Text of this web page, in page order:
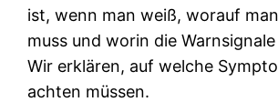
ist, wenn man weiß, worauf
muss und worin die
Wir erklären, auf welche
achten müssen.